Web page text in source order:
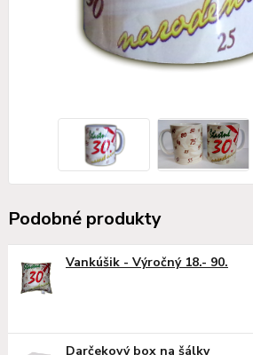
Podobné produkty
Vankúšik - Výročný 18.- 90.
Darčekový box na šálky